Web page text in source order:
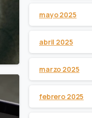
mayo 2025
abril 2025
marzo 2025
febrero 2025